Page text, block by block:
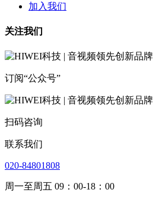
加入我们
关注我们
订阅“公众号”
扫码咨询
联系我们
020-84801808
周一至周五 09：00-18：00